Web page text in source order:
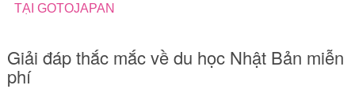
TẠI GOTOJAPAN
Giải đáp thắc mắc về du học Nhật Bản miễn
phí